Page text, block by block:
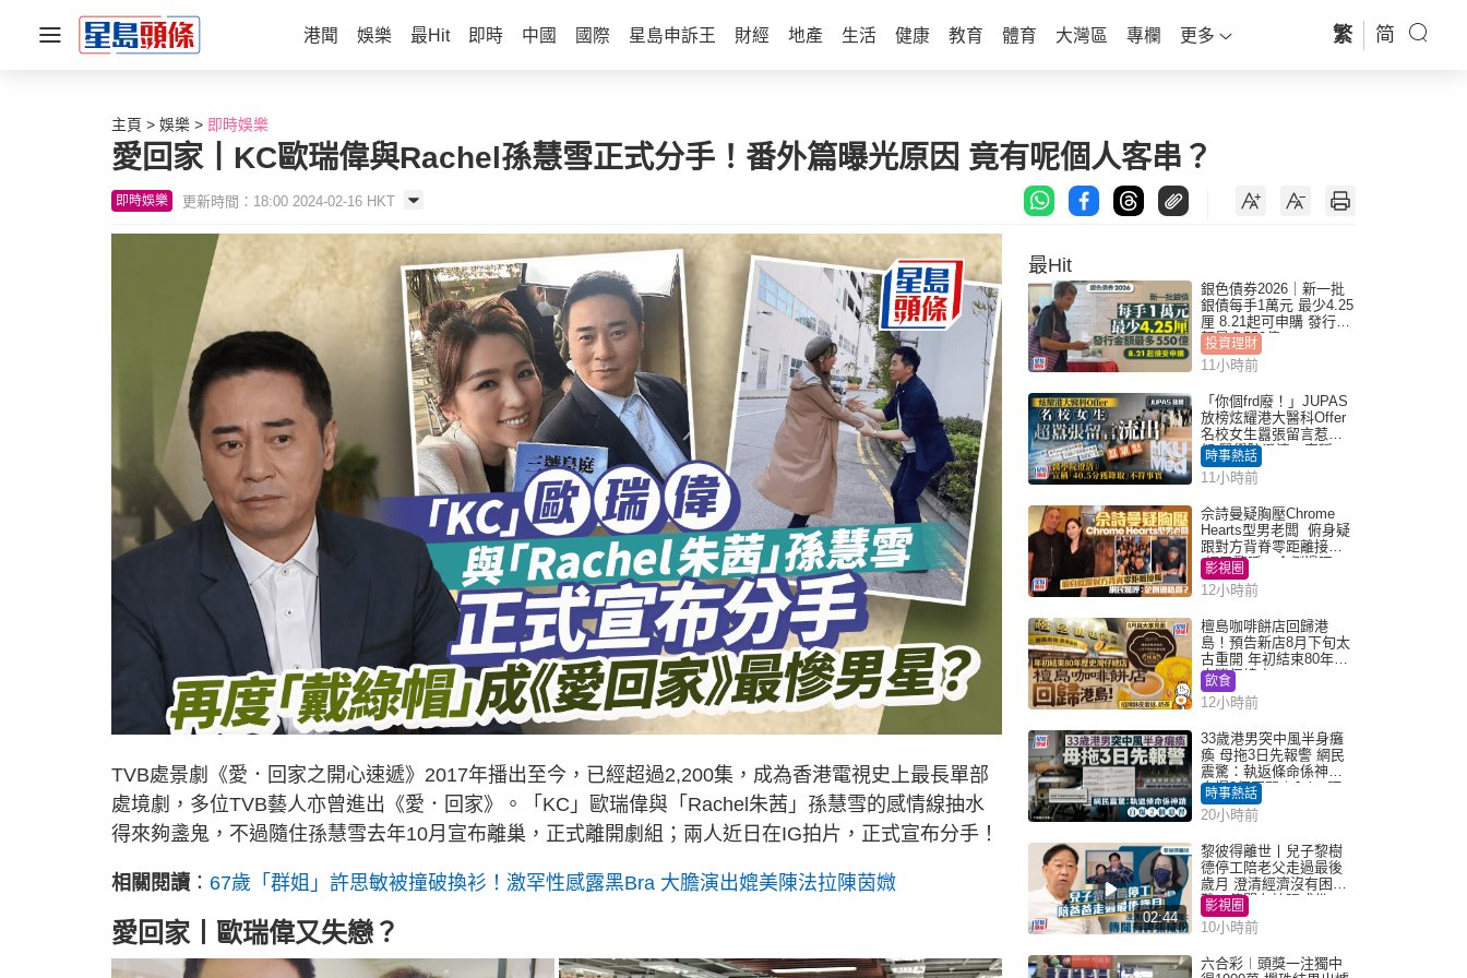
港聞 娛樂 最Hit 即時 中國 國際 星島申訴王 財經 地產 生活 健康 教育 體育 大灣區 專欄 更多 繁 简
主頁 娛樂 即時娛樂
愛回家丨KC歐瑞偉與Rachel孫慧雪正式分手！番外篇曝光原因 竟有呢個人客串？
即時娛樂 更新時間：18:00 2024-02-16 HKT
TVB處景劇《愛．回家之開心速遞》2017年播出至今，已經超過2,200集，成為香港電視史上最長單部
處境劇，多位TVB藝人亦曾進出《愛．回家》。「KC」歐瑞偉與「Rachel朱茜」孫慧雪的感情線抽水
得來夠盞鬼，不過隨住孫慧雪去年10月宣布離巢，正式離開劇組；兩人近日在IG拍片，正式宣布分手！
相關閱讀 ： 67歲「群姐」許思敏被撞破換衫！激罕性感露黑Bra 大膽演出媲美陳法拉陳茵媺
愛回家丨歐瑞偉又失戀？
最Hit
銀色債券2026｜新一批
銀債每手1萬元 最少4.25
厘 8.21起可申購 發行金
額最多550億
投資理財
11小時前
「你個frd廢！」JUPAS
放榜炫耀港大醫科Offer
名校女生囂張留言惹眾
怒 醫學院澄清：宣稱
「40.5分獲錄取」不符事
實｜Juicy叮
時事熱話
11小時前
佘詩曼疑胸壓Chrome
Hearts型男老闆 俯身疑
跟對方背脊零距離接觸
網民驚呼：企側邊唔
得？
影視圈
12小時前
檀島咖啡餅店回歸港
島！預告新店8月下旬太
古重開 年初結束80年歷
史灣仔總店
飲食
12小時前
33歲港男突中風半身癱
瘓 母拖3日先報警 網民
震驚：執返條命係神蹟
自爆2個惡習｜Juicy叮
時事熱話
20小時前
02:44
黎彼得離世丨兒子黎樹
德停工陪老父走過最後
歲月 澄清經濟沒有困
難：傳聞有誇張成份
影視圈
10小時前
六合彩︱頭獎一注獨中